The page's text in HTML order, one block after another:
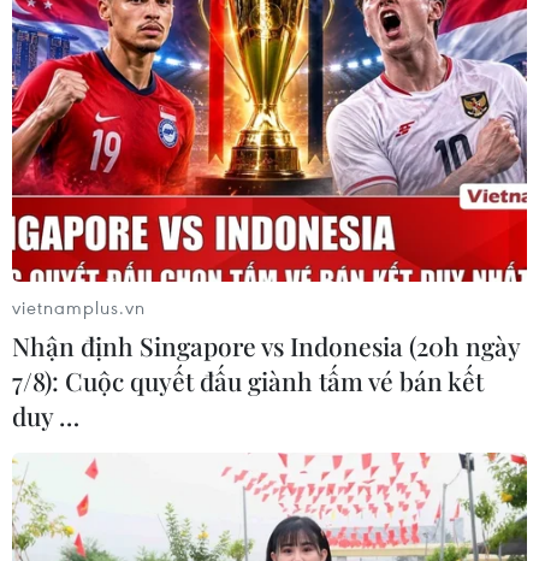
vietnamplus.vn
Nhận định Singapore vs Indonesia (20h ngày
7/8): Cuộc quyết đấu giành tấm vé bán kết
duy …